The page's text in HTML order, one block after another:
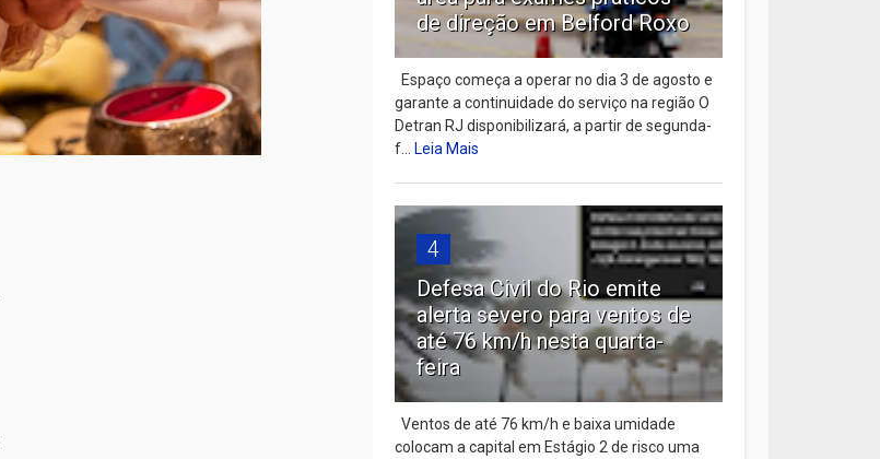
de direção em Belford Roxo
Espaço começa a operar no dia 3 de agosto e
garante a continuidade do serviço na região O
Detran RJ disponibilizará, a partir de segunda-
f...Leia Mais
4
Defesa Civil do Rio emite
alerta severo para ventos de
até 76 km/h nesta quarta-
feira
Ventos de até 76 km/h e baixa umidade
colocam a capital em Estágio 2 de risco uma